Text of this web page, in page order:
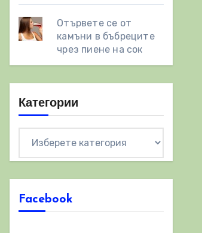
Отървете се от
камъни в бъбреците
чрез пиене на сок
Категории
Facebook